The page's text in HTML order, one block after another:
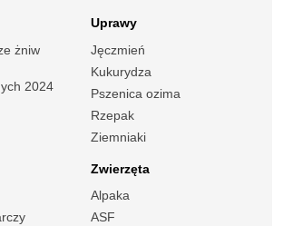
żniw
2024
Uprawy
Jęczmień
Kukurydza
Pszenica ozima
Rzepak
Ziemniaki
Zwierzęta
Alpaka
ASF